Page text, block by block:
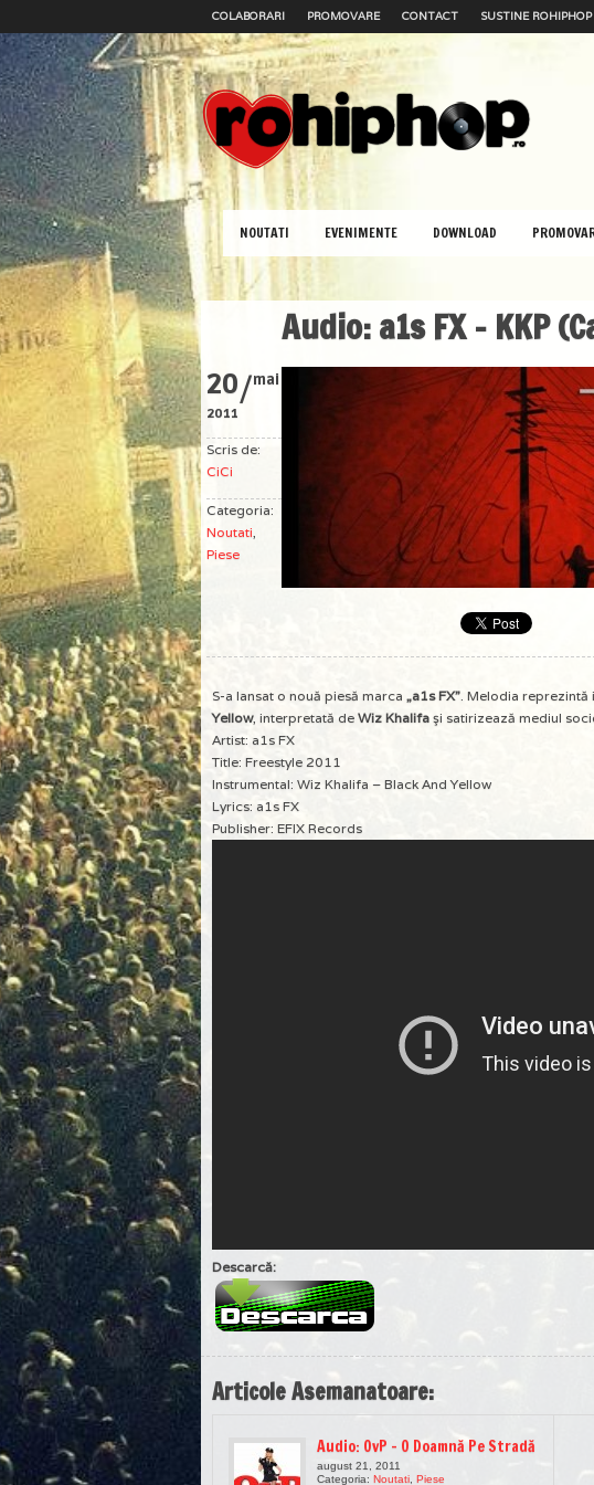
COLABORARI PROMOVARE CONTACT SUSTINE ROHIPHOP
NOUTATI EVENIMENTE DOWNLOAD
Audio: a1s FX – KKP
20/mai
2011
Scris de:
CiCi
Categoria:
Noutati,
Piese
S-a lansat o nouă piesă marca „a1s FX”. Melodia reprezintă
Yellow, interpretată de Wiz Khalifa şi satirizează mediul
Artist: a1s FX
Title: Freestyle 2011
Instrumental: Wiz Khalifa – Black And Yellow
Lyrics: a1s FX
Publisher: EFIX Records
Descarcă:
Articole Asemanatoare:
Audio: OvP – O Doamnă Pe Stradă
august 21, 2011
Categoria: Noutati Piese